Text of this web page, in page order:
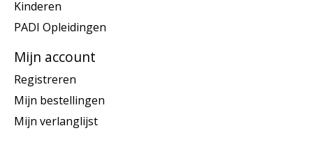
Kinderen
PADI Opleidingen
Mijn account
Registreren
Mijn bestellingen
Mijn verlanglijst